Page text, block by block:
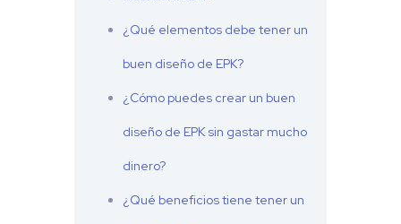
¿Qué elementos debe tener un
buen diseño de EPK?
¿Cómo puedes crear un buen
diseño de EPK sin gastar mucho
dinero?
¿Qué beneficios tiene tener un